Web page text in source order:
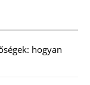
hogyan